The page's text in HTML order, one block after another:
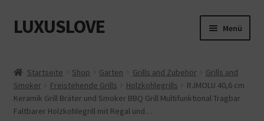
Zur
Navigation
Zum
Inhalt
LUXUSLOVE Menü
Cookie-Richtlinie (EU)
Startseite Shop Garten Grills and Zubehör
Grills and
Smoker
Freistehende Grills Holzkohlegrills
RJMOLU 40,6 cm
Keramik Grill Bräter und Smoker BBQ Grill Multifunktional Tragbar
Faltbarer Holzkohlegrill mit Regal und…